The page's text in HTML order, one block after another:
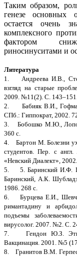
Таким образом,
генезе основных
остается очень
комплексного
фактором
риносинуситами и
Литература
1. Андреева И.В.,
взгляд на старые
2009. №11(2). С. 143–151.
2. Бабияк В.И., Гофман
СПб.: Гиппократ, 2002.
3. Бобошко М.Ю.,
360 с.
4. Бартон М. Болезни
студентов. Пер. с
«Невский Диалект»,
5. 5. Баринский И.Ф.
Баринский, А.К.
1986. 268 с.
6. Бурцева Е.И.,
римантадину и
подъемы
вирусолог. 2007. №2. С.
7. Гендон Ю.З.
Вакцинация. 2001. №5
8. Гранитов В.М.